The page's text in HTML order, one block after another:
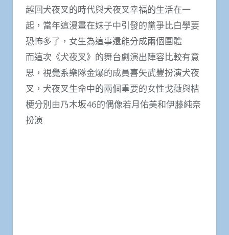
越回犬夜叉的時代與犬夜叉幸福的生活在一
起，當年這漫畫在妹子中引發的黨爭比白學要
恐怖多了，女生為這事還能分成兩個團體
而這次《犬夜叉》的舞台劇演出陣容比較有意
思，視覺系樂隊金爆的成員喜矢武豐扮演犬夜
叉，犬夜叉生命中的兩個重要的女性戈薇與桔
梗分別由乃木坂46的偶像若月佑美和伊藤純奈
扮演